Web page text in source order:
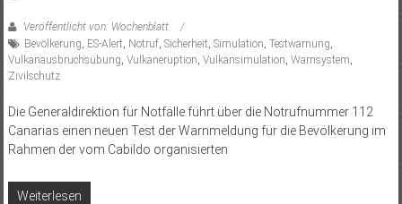
Veröffentlicht von: Wochenblatt
Bevölkerung ES-Alert Notruf, Sicherheit Simulation Testwarnung
Vulkanausbruchsübung Vulkaneruption Vulkansimulation Warnsystem
Zivilschutz
Die Generaldirektion für Notfälle führt über die Notrufnummer 112
Canarias einen neuen Test der Warnmeldung für die Bevölkerung im
Rahmen der vom Cabildo organisierten
Weiterlesen